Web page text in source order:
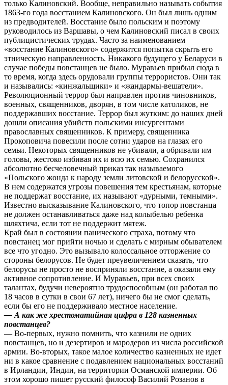
только Калиновский. Вообще, неправильно называть события
1863-го года восстанием Калиновского. Он был лишь одним
из предводителей. Восстание было польским и поэтому
руководилось из Варшавы, о чем Калиновский писал в своих
публицистических трудах. Часто за наименованием
«восстание Калиновского» содержится попытка скрыть его
этническую направленность. Никакого будущего у Беларуси в
случае победы повстанцев не было. Муравьев прибыл сюда в
то время, когда здесь орудовали группы террористов. Они так
и назывались: «кинжальщики» и «жандармы-вешатели».
Революционный террор был направлен против чиновников,
военных, священников, дворян, в том числе католиков, не
поддержавших восстание. Террор был жутким: до наших дней
дошли описания убийств польскими инсургентами
православных священников. К примеру, священника
Прокоповича повесили после сотни ударов на глазах его
семьи. Некоторых священников не убивали, а обривали им
головы, жестоко избивая их и всю их семью. Сохранился
абсолютно бесчеловечный приказ так называемого
«Польского жонда к народу земли литовской и белорусской».
В нем содержатся угрозы повешения тем крестьянам, которые
не поддержат восстание, их называют «дурными, темными».
Известно высказывание Калиновского, что топор повстанца
не должен останавливаться даже над колыбелью ребенка
шляхтича, если тот не поддержит мятеж.
Край был в состоянии панического страха, потому что
повстанец мог прийти ночью и сделать с мирным обывателем
все что угодно. Это вызывало колоссальное отторжение со
стороны белорусов. Не будет преувеличением сказать, что
белорусы не просто не восприняли восстание, а оказали ему
активное сопротивление. И Муравьев, при всех своих
талантах, будучи невероятно трудоспособным (он работал по
18 часов в сутки в свои 67 лет), ничего бы не смог сделать,
если бы его не поддерживало местное население.
— А как же хрестоматийная цифра в 128 казненных
повстанцев?
— Во-первых, нужно помнить, что казнили не одних
повстанцев, но и дезертиров и мародеров из числа российской
армии. Во-вторых, такое малое количество казненных не идет
ни в какое сравнение с подавлением национальных восстаний
в Ирландии, Индии, на территории Османской империи. Об
этом хорошо пишет русский философ Василий Розанов в